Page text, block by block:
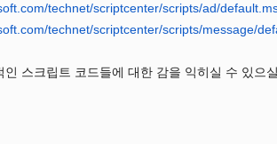
technet/scriptcenter/scripts/ad/
technet/scriptcenter/scripts/message/
인 스크립트 코드들에 대한 감을 익히실 수 있으